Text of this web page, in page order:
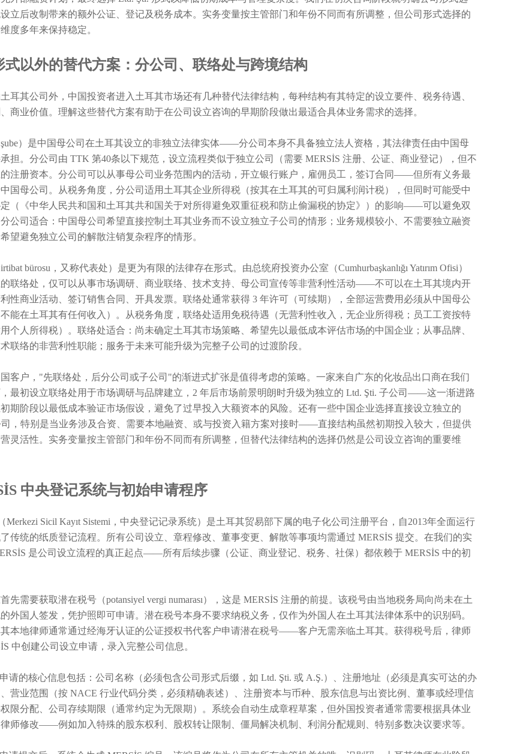
立后改制带来的额外公证、登记及税务成本。实务变量按主管部门和年份不同而有所调整，但公司形式选择的
度多年来保持稳定。
式以外的替代方案：分公司、联络处与跨境结构
耳其公司外，中国投资者进入土耳其市场还有几种替代法律结构，每种结构有其特定的设立要件、税务待遇、
商业价值。理解这些替代方案有助于在公司设立咨询的早期阶段做出最适合具体业务需求的选择。
）是中国母公司在土耳其设立的非独立法律实体——分公司本身不具备独立法人资格，其法律责任由中国母
担。分公司由 TTK 第40条以下规范，设立流程类似于独立公司（需要 MERSİS 注册、公证、商业登记），但不
注册资本。分公司可以从事母公司业务范围内的活动，开立银行账户，雇佣员工，签订合同——但所有义务最
国母公司。从税务角度，分公司适用土耳其企业所得税（按其在土耳其的可归属利润计税），但同时可能受中
（《中华人民共和国和土耳其共和国关于对所得避免双重征税和防止偷漏税的协定》）的影响——可以避免双
公司适合：中国母公司希望直接控制土耳其业务而不设立独立子公司的情形；业务规模较小、不需要独立融资
望避免独立公司的解散注销复杂程序的情形。
bürosu，又称代表处）是更为有限的法律存在形式。由总统府投资办公室（Cumhurbaşkanlığı Yatırım Ofisi）
联络处，仅可以从事市场调研、商业联络、技术支持、母公司宣传等非营利性活动——不可以在土耳其境内开
性商业活动、签订销售合同、开具发票。联络处通常获得 3 年许可（可续期），全部运营费用必须从中国母公
能在土耳其有任何收入）。从税务角度，联络处适用免税待遇（无营利性收入，无企业所得税；员工工资按特
个人所得税）。联络处适合：尚未确定土耳其市场策略、希望先以最低成本评估市场的中国企业；从事品牌、
联络的非营利性职能；服务于未来可能升级为完整子公司的过渡阶段。
客户，"先联络处，后分公司或子公司"的渐进式扩张是值得考虑的策略。一家来自广东的化妆品出口商在我们
最初设立联络处用于市场调研与品牌建立，2 年后市场前景明朗时升级为独立的 Ltd. Şti. 子公司——这一渐进路
期阶段以最低成本验证市场假设，避免了过早投入大额资本的风险。还有一些中国企业选择直接设立独立的
司，特别是当业务涉及合资、需要本地融资、或与投资入籍方案对接时——直接结构虽然初期投入较大，但提供
灵活性。实务变量按主管部门和年份不同而有所调整，但替代法律结构的选择仍然是公司设立咨询的重要维
中央登记系统与初始申请程序
Merkezi Sicil Kayıt Sistemi，中央登记记录系统）是土耳其贸易部下属的电子化公司注册平台，自2013年全面运行
传统的纸质登记流程。所有公司设立、章程修改、董事变更、解散等事项均需通过 MERSİS 提交。在我们的实
是公司设立流程的真正起点——所有后续步骤（公证、商业登记、税务、社保）都依赖于 MERSİS 中的初
先需要获取潜在税号（potansiyel vergi numarası），这是 MERSİS 注册的前提。该税号由当地税务局向尚未在土
外国人签发，凭护照即可申请。潜在税号本身不要求纳税义务，仅作为外国人在土耳其法律体系中的识别码。
本地律师通常通过经海牙认证的公证授权书代客户申请潜在税号——客户无需亲临土耳其。获得税号后，律师
中创建公司设立申请，录入完整公司信息。
请的核心信息包括：公司名称（必须包含公司形式后缀，如 Ltd. Şti. 或 A.Ş.）、注册地址（必须是真实可达的办
营业范围（按 NACE 行业代码分类，必须精确表述）、注册资本与币种、股东信息与出资比例、董事或经理信
限分配、公司存续期限（通常约定为无限期）。系统会自动生成章程草案，但外国投资者通常需要根据具体业
师修改——例如加入特殊的股东权利、股权转让限制、僵局解决机制、利润分配规则、特别多数决议要求等。